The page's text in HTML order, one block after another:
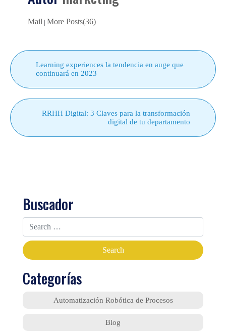
Mail More Posts(36)
Learning experiences la tendencia en auge que
continuará en 2023
RRHH Digital: 3 Claves para la transformación
digital de tu departamento
Buscador
Categorías
Automatización Robótica de Procesos
Blog